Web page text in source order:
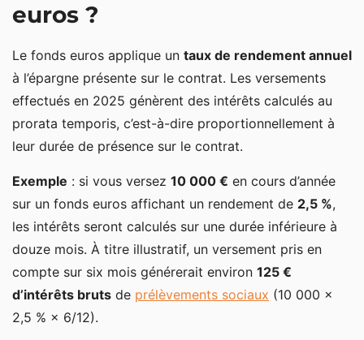
euros ?
Le fonds euros applique un taux de rendement annuel
à l’épargne présente sur le contrat. Les versements
effectués en 2025 génèrent des intérêts calculés au
prorata temporis, c’est-à-dire proportionnellement à
leur durée de présence sur le contrat.
Exemple : si vous versez 10 000 € en cours d’année
sur un fonds euros affichant un rendement de 2,5 %,
les intérêts seront calculés sur une durée inférieure à
douze mois. À titre illustratif, un versement pris en
compte sur six mois générerait environ 125 €
d’intérêts bruts de prélèvements sociaux (10 000 ×
2,5 % × 6/12).